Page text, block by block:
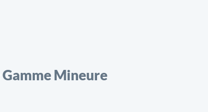
Gamme Mineure